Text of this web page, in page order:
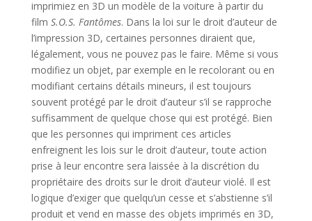
imprimiez en 3D un modèle de la voiture à partir du
film S.O.S. Fantômes. Dans la loi sur le droit d’auteur de
l’impression 3D, certaines personnes diraient que,
légalement, vous ne pouvez pas le faire. Même si vous
modifiez un objet, par exemple en le recolorant ou en
modifiant certains détails mineurs, il est toujours
souvent protégé par le droit d’auteur s’il se rapproche
suffisamment de quelque chose qui est protégé. Bien
que les personnes qui impriment ces articles
enfreignent les lois sur le droit d’auteur, toute action
prise à leur encontre sera laissée à la discrétion du
propriétaire des droits sur le droit d’auteur violé. Il est
logique d’exiger que quelqu’un cesse et s’abstienne s’il
produit et vend en masse des objets imprimés en 3D,